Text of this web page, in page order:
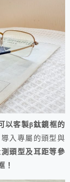
以客製β鈦鏡框的
入專屬的頭型與
頭型及耳距等參
！